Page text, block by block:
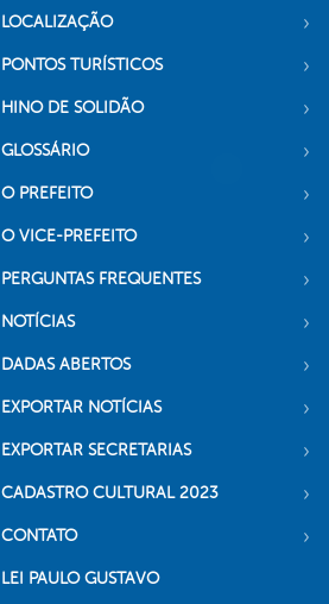
LOCALIZAÇÃO
PONTOS TURÍSTICOS
HINO DE SOLIDÃO
GLOSSÁRIO
O PREFEITO
O VICE-PREFEITO
PERGUNTAS FREQUENTES
NOTÍCIAS
DADAS ABERTOS
EXPORTAR NOTÍCIAS
EXPORTAR SECRETARIAS
CADASTRO CULTURAL 2023
CONTATO
LEI PAULO GUSTAVO